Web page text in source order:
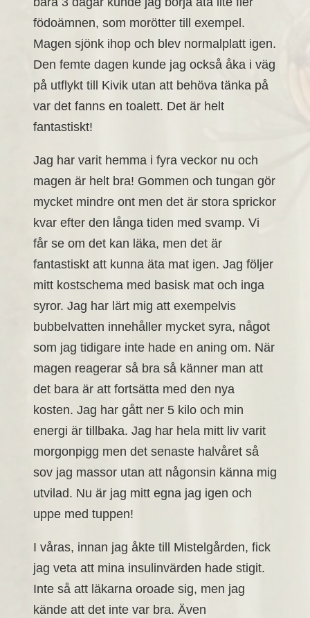
födoämnen, som morötter till exempel.
Magen sjönk ihop och blev normalplatt igen.
Den femte dagen kunde jag också åka i väg
på utflykt till Kivik utan att behöva tänka på
var det fanns en toalett. Det är helt
fantastiskt!
Jag har varit hemma i fyra veckor nu och
magen är helt bra! Gommen och tungan gör
mycket mindre ont men det är stora sprickor
kvar efter den långa tiden med svamp. Vi
får se om det kan läka, men det är
fantastiskt att kunna äta mat igen. Jag följer
mitt kostschema med basisk mat och inga
syror. Jag har lärt mig att exempelvis
bubbelvatten innehåller mycket syra, något
som jag tidigare inte hade en aning om. När
magen reagerar så bra så känner man att
det bara är att fortsätta med den nya
kosten. Jag har gått ner 5 kilo och min
energi är tillbaka. Jag har hela mitt liv varit
morgonpigg men det senaste halvåret så
sov jag massor utan att någonsin känna mig
utvilad. Nu är jag mitt egna jag igen och
uppe med tuppen!
I våras, innan jag åkte till Mistelgården, fick
jag veta att mina insulinvärden hade stigit.
Inte så att läkarna oroade sig, men jag
kände att det inte var bra. Även